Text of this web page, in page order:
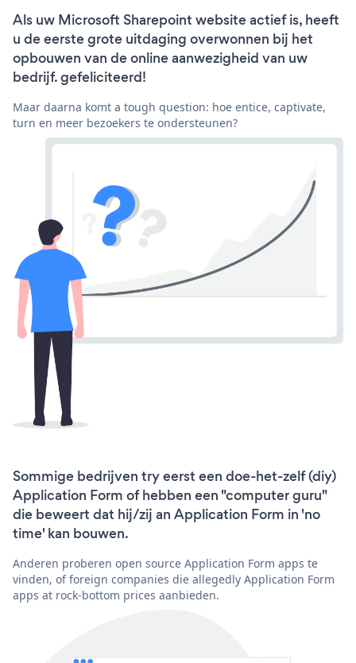
Als uw Microsoft Sharepoint website actief is, heeft
u de eerste grote uitdaging overwonnen bij het
opbouwen van de online aanwezigheid van uw
bedrijf. gefeliciteerd!
Maar daarna komt a tough question: hoe entice, captivate,
turn en meer bezoekers te ondersteunen?
Sommige bedrijven try eerst een doe-het-zelf (diy)
Application Form of hebben een "computer guru"
die beweert dat hij/zij an Application Form in 'no
time' kan bouwen.
Anderen proberen open source Application Form apps te
vinden, of foreign companies die allegedly Application Form
apps at rock-bottom prices aanbieden.